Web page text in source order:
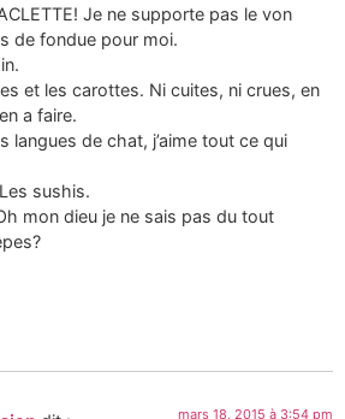
Je ne supporte pas le von
de fondue pour moi.
et les carottes. Ni cuites, ni crues, en
a faire.
langues de chat, j’aime tout ce qui
sushis.
mon dieu je ne sais pas du tout
mars 18, 2015 à 3:54 pm